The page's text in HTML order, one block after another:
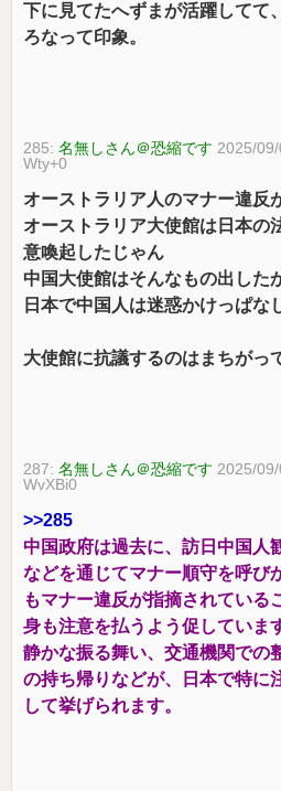
下に見てたへずまが活躍してて
ろなって印象。
285:名無しさん＠恐縮です 2025/
Wty+0
オーストラリア人のマナー違反
オーストラリア大使館は日本の
意喚起したじゃん
中国大使館はそんなもの出した
日本で中国人は迷惑かけっぱな
大使館に抗議するのはまちがっ
287:名無しさん＠恐縮です 2025/
WvXBi0
>>285
中国政府は過去に、訪日中国人
などを通じてマナー順守を呼び
もマナー違反が指摘されている
身も注意を払うよう促していま
静かな振る舞い、交通機関での
の持ち帰りなどが、日本で特に
して挙げられます。